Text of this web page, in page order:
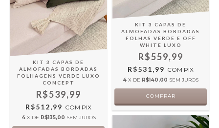
KIT 3 CAPAS DE
ALMOFADAS BORDADAS
FOLHAGENS VERDE LUXO
CONCEPT
R$539,99
R$512,99 COM PIX
4 X DE R$135,00 SEM JUROS
KIT 3 CAPAS DE
ALMOFADAS BORDADAS
FOLHAS VERDE E OFF
WHITE LUXO
R$559,99
R$531,99 COM PIX
4 X DE R$140,00 SEM JUROS